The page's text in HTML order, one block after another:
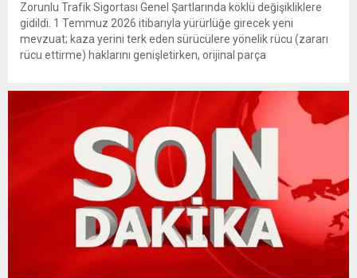
Zorunlu Trafik Sigortası Genel Şartlarında köklü değişikliklere
gidildi. 1 Temmuz 2026 itibarıyla yürürlüğe girecek yeni
mevzuat; kaza yerini terk eden sürücülere yönelik rücu (zararı
rücu ettirme) haklarını genişletirken, orijinal parça
getiriyor. Hazine Müsteşarlığına bağlı ilgili kurumlarca...